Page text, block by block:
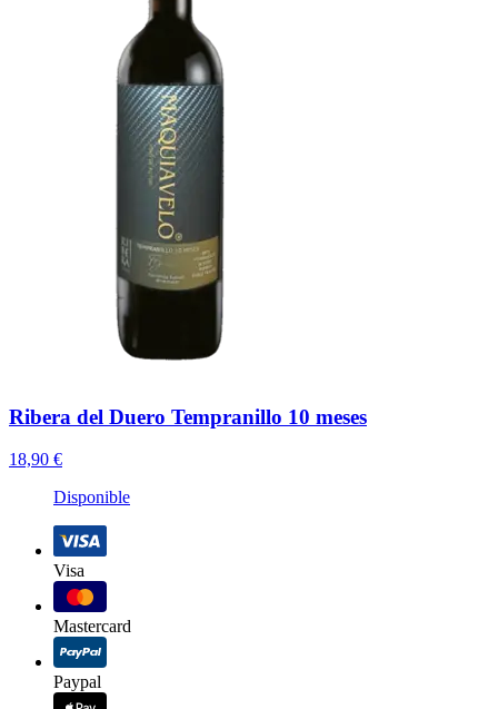
Ribera del Duero Tempranillo 10 meses
18,90 €
Disponible
Visa
Mastercard
Paypal